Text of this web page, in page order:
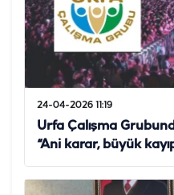
24-04-2026 11:19
Urfa Çalışma
“Ani karar, büyük